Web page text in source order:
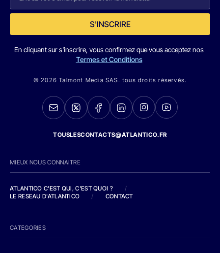
S'INSCRIRE
En cliquant sur s'inscrire, vous confirmez que vous acceptez nos
Termes et Conditions
© 2026 Talmont Media SAS. tous droits réservés.
TOUSLESCONTACTS@ATLANTICO.FR
MIEUX NOUS CONNAITRE
ATLANTICO C'EST QUI, C'EST QUOI ?
/
LE RESEAU D'ATLANTICO
/ CONTACT
CATEGORIES